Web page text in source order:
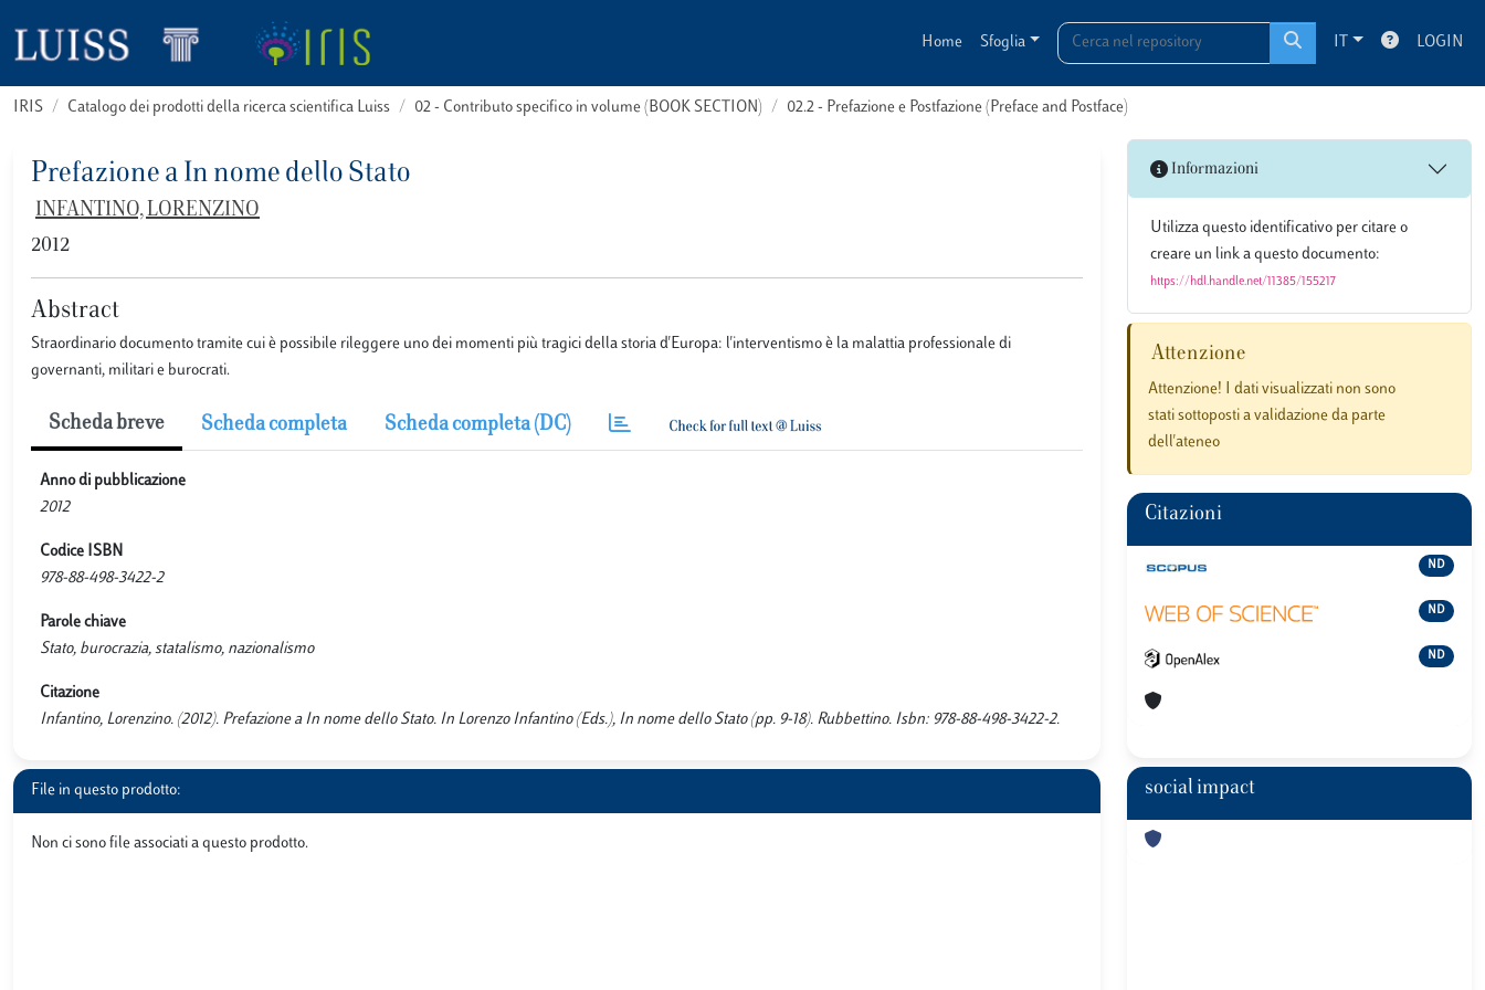
Home Sfoglia IT LOGIN
IRIS Catalogo dei prodotti della ricerca scientifica Luiss 02 - Contributo specifico in volume (BOOK SECTION) 02.2 - Prefazione e Postfazione (Preface and Postface)
Prefazione a In nome dello Stato
INFANTINO, LORENZINO
2012
Abstract
Straordinario documento tramite cui è possibile rileggere uno dei momenti più tragici della storia d'Europa: l'interventismo è la malattia professionale di
governanti, militari e burocrati.
Scheda breve Scheda completa Scheda completa (DC)
Anno di pubblicazione
2012
Codice ISBN
978-88-498-3422-2
Parole chiave
Stato, burocrazia, statalismo, nazionalismo
Citazione
Infantino, Lorenzino. (2012). Prefazione a In nome dello Stato. In Lorenzo Infantino (Eds.), In nome dello Stato (pp. 9-18). Rubbettino. Isbn: 978-88-498-3422-2.
File in questo prodotto:
Non ci sono file associati a questo prodotto.
Informazioni
Utilizza questo identificativo per citare o
creare un link a questo documento:
https://hdl.handle.net/11385/155217
Attenzione
Attenzione! I dati visualizzati non sono
stati sottoposti a validazione da parte
dell'ateneo
Citazioni
ND
ND
ND
social impact